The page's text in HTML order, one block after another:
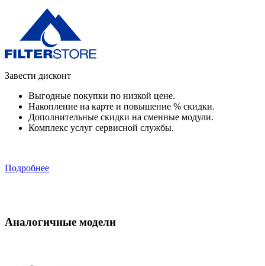
Завести дисконт
Выгодные покупки по низкой цене.
Накопление на карте и повышение % скидки.
Дополнительные скидки на сменные модули.
Комплекс услуг сервисной службы.
Подробнее
Аналогичные модели